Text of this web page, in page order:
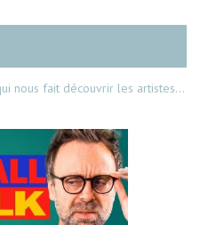
nous fait découvrir les artistes…